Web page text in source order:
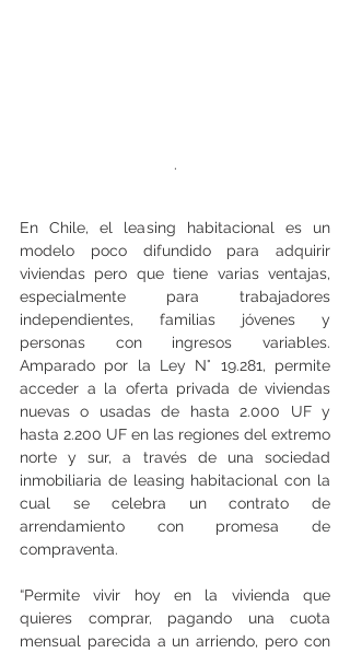
.
En Chile, el leasing habitacional es un
modelo poco difundido para adquirir
viviendas pero que tiene varias ventajas,
especialmente para trabajadores
independientes, familias jóvenes y
personas con ingresos variables.
Amparado por la Ley N° 19.281, permite
acceder a la oferta privada de viviendas
nuevas o usadas de hasta 2.000 UF y
hasta 2.200 UF en las regiones del extremo
norte y sur, a través de una sociedad
inmobiliaria de leasing habitacional con la
cual se celebra un contrato de
arrendamiento con promesa de
compraventa.
“Permite vivir hoy en la vivienda que
quieres comprar, pagando una cuota
mensual parecida a un arriendo, pero con